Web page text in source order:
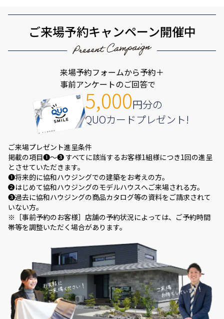
ご来場予約キャンペーン開催中
5,000円分の
QUOカードプレゼント!
来場予約フォームから予約＋
事前アンケートのご回答で
ご来場プレゼント進呈条件
掲載の項目❶～❸ すべてに該当するお客様1組様につき1回の進呈
とさせていただきます。
❶将来的に協和ハウジングでの建築をお考えの方。
❷はじめて協和ハウジングのモデルハウスへご来場される方。
❸過去に協和ハウジングの商品カタログ等の資料をご請求されて
いない方。
※［事前予約のお客様］店舗の予約状況によっては、ご予約時間
帯等を調整いただく場合があります。